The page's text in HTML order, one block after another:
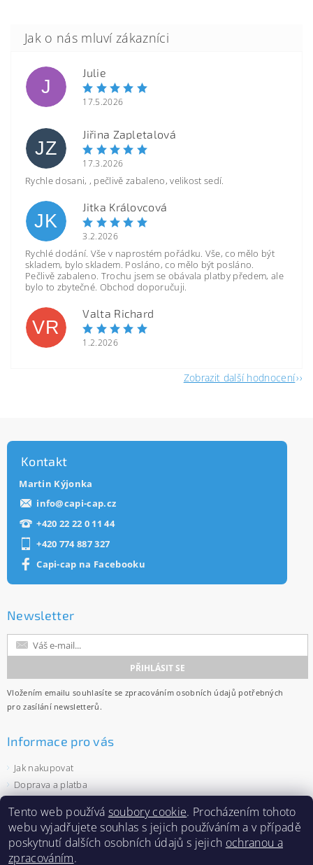
J
Julie
17.5.2026
JZ
Jiřina Zapletalová
17.3.2026
Rychle dosani, , pečlivě zabaleno, velikost sedí.
JK
Jitka Královcová
3.2.2026
Rychlé dodání. Vše v naprostém pořádku. Vše, co mělo být
skladem, bylo skladem. Posláno, co mělo být posláno.
Pečlivě zabaleno. Trochu jsem se obávala platby předem, ale
bylo to zbytečné. Obchod doporučuji.
VR
Valta Richard
1.2.2026
Zobrazit další hodnocení
Kontakt
Martin Kýjonka
info@capi-cap.cz
+420 22 22 0 11 44
+420 774 887 327
Capi-cap na Facebooku
Newsletter
Vložením emailu souhlasíte se zpracováním osobních údajů potřebných
pro zasílání newsletterů.
Informace pro vás
Jak nakupovat
Doprava a platba
Ochrana osobních údajů
Velkoobchod
Zásady používání souborů cookies
Tento web používá soubory cookie. Procházením tohoto
webu vyjadřujete souhlas s jejich používáním a v případě
poskytnutí dalších osobních údajů s jejich ochranou a
zpracováním.